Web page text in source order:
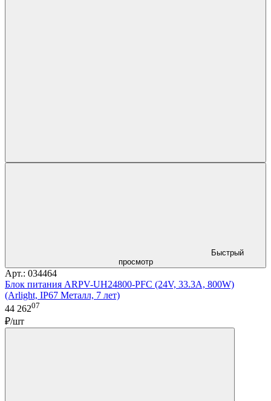
Быстрый
просмотр
Арт.: 034464
Блок питания ARPV-UH24800-PFC (24V, 33.3A, 800W)
(Arlight, IP67 Металл, 7 лет)
44 26207
₽/шт